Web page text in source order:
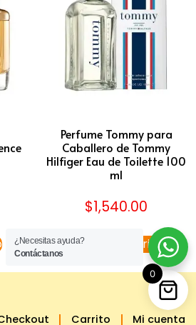
Perfume Tommy para
Caballero de Tommy
Hilfiger Eau de Toilette 100
ml
$1,540.00
Añadir al carrito
Carrito Mi cuenta
¿Necesitas ayuda?
Contáctanos
0